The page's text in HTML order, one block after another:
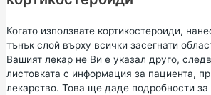
Когато използвате кортикостероиди,
тънък слой върху всички засегнати
Вашият лекар не Ви е указал друго,
листовката с информация за пациента,
лекарство. Това ще даде подробности за